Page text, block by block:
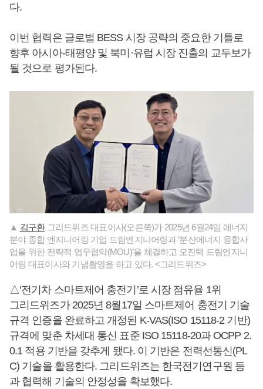
다.
이번 협력은 글로벌 BESS 시장 공략의 중요한 기틀로
향후 아시아-태평양 및 북미·유럽 시장 진출의 교두보가
될 것으로 평가된다.
▲ 김구환그리드위즈 대표이사(오른쪽)가 2025년 6월24일 에너지
분야 종합 엔지니어링 기업 드림엔지니어링과 ‘분산에너지 융합사
업을 위한 전략적 업무협약(MOU)’을 체결하고 오진택 드림엔지니
어링 대표이사와 기념촬영을 하고 있다. <그리드위즈>
△‘전기차 스마트제어 충전기’로 시장 점유율 1위
그리드위즈가 2025년 8월17일 스마트제어 충전기 기술
규격 인증을 완료하고 개정된 K-VAS(ISO 15118-2 기반)
규격에 맞춘 차세대 통신 표준 ISO 15118-20과 OCPP 2.
0.1 적용 기반을 갖추게 됐다. 이 기반은 전력선통신(PL
C) 기술을 활용한다. 그리드위즈는 한국전기연구원 등
과 협력해 기술의 안정성을 확보했다.